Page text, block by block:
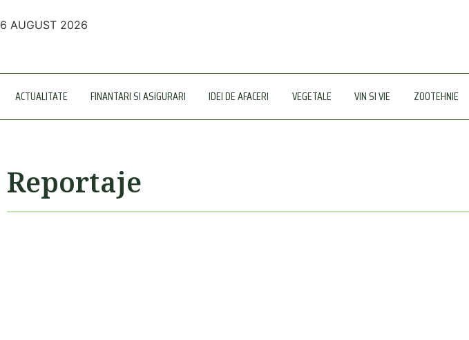
6 AUGUST 2026
ACTUALITATE FINANTARI SI ASIGURARI IDEI DE AFACERI VEGETALE VIN SI VIE ZOOTEHNIE
Reportaje